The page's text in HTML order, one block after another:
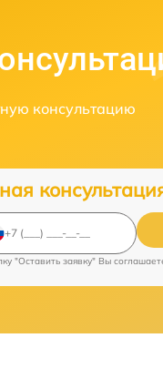
консультацию
"Оставить заявку" Вы